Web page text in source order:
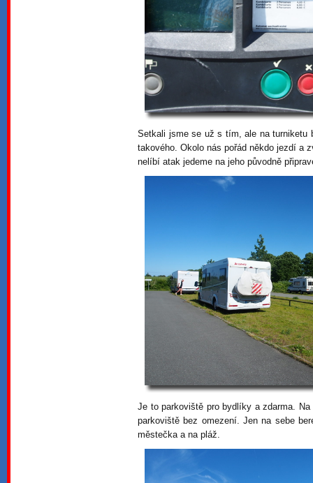
Setkali jsme se už s tím, ale na turniketu
takového. Okolo nás pořád někdo jezdí a
nelíbí atak jedeme na jeho původně
Je to parkoviště pro bydlíky a zdarma.
parkoviště bez omezení. Jen na sebe
městečka a na pláž.